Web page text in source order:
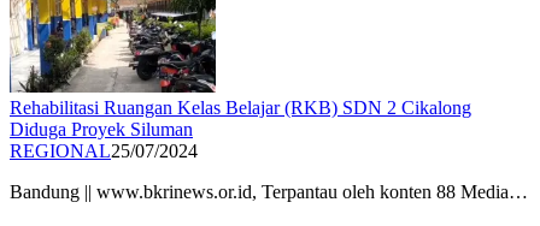
Rehabilitasi Ruangan Kelas Belajar (RKB) SDN 2 Cikalong
Diduga Proyek Siluman
REGIONAL25/07/2024
Bandung || www.bkrinews.or.id, Terpantau oleh konten 88 Media…